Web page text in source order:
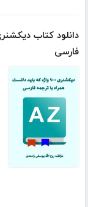
فارسی